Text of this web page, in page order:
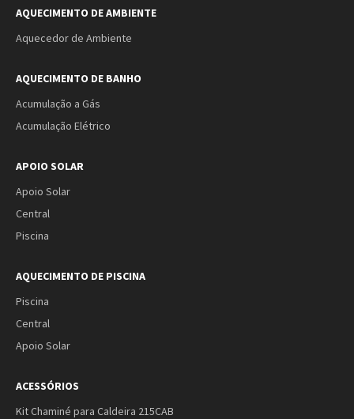
AQUECIMENTO DE AMBIENTE
Aquecedor de Ambiente
AQUECIMENTO DE BANHO
Acumulação a Gás
Acumulação Elétrico
APOIO SOLAR
Apoio Solar
Central
Piscina
AQUECIMENTO DE PISCINA
Piscina
Central
Apoio Solar
ACESSÓRIOS
Kit Chaminé para Caldeira 215CAB